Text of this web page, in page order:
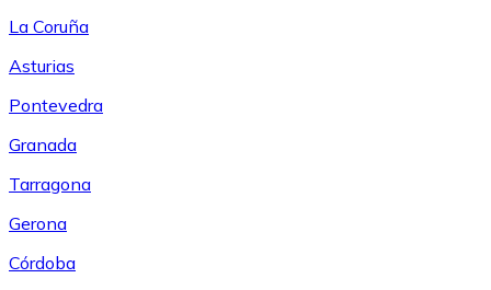
La Coruña
Asturias
Pontevedra
Granada
Tarragona
Gerona
Córdoba